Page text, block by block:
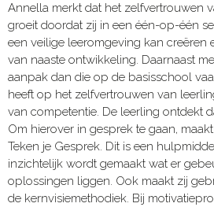
Annella merkt dat het zelfvertrouwen
groeit doordat zij in een één-op-één
een veilige leeromgeving kan creëren
van naaste ontwikkeling. Daarnaast
aanpak dan die op de basisschool
heeft op het zelfvertrouwen van
van competentie. De leerling ontdekt
Om hierover in gesprek te gaan,
Teken je Gesprek. Dit is een
inzichtelijk wordt gemaakt wat er
oplossingen liggen. Ook maakt zij
de kernvisiemethodiek. Bij